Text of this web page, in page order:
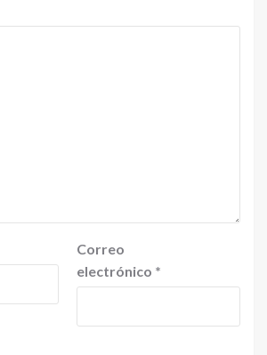
Correo
electrónico *